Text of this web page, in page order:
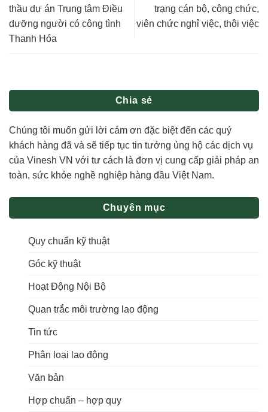
thầu dự án Trung tâm Điều
dưỡng người có công tình
Thanh Hóa
trạng cán bộ, công chức,
viên chức nghỉ việc, thôi việc
Chia sẻ
Chúng tôi muốn gửi lời cảm ơn đặc biệt đến các quý
khách hàng đã và sẽ tiếp tục tin tưởng ủng hộ các dịch vụ
của Vinesh VN với tư cách là đơn vị cung cấp giải pháp an
toàn, sức khỏe nghề nghiệp hàng đầu Việt Nam.
Chuyên mục
Quy chuẩn kỹ thuật
Góc kỹ thuật
Hoạt Động Nội Bộ
Quan trắc môi trường lao động
Tin tức
Phân loại lao động
Văn bản
Hợp chuẩn – hợp quy